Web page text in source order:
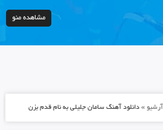
مشاهده منو
آرشیو » دانلود آهنگ سامان جلیلی به نام قدم بزن